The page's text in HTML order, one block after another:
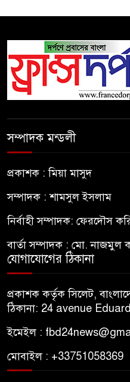
সম্পাদক মন্ডলী
প্রকাশক : মিয়া মাসুদ
সম্পাদক : শামসুল ইসলাম
নির্বাহী সম্পাদক: ফেরদৌস
বার্তা সম্পাদক : মো. নাজমুল
যোগাযোগের ঠিকানা
প্রকাশক কর্তৃক সিলেট,
ঠিকানা: 24 avenue
ইমেইল :
মোবাইল : +33751058369